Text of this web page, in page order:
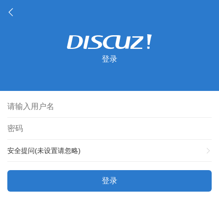
登录
安全提问(未设置请忽略)
登录